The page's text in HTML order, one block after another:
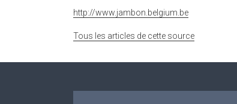
http://www.jambon.belgium.be
Tous les articles de cette source